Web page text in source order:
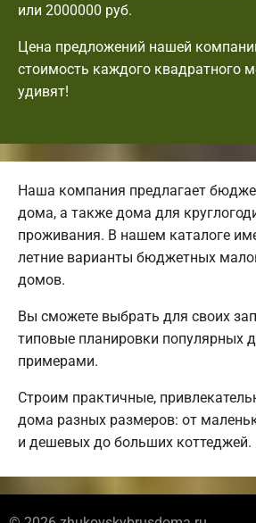
или 2000000 руб.
Цена предложений нашей
стоимость каждого квадратного
удивят!
Наша компания предлагает
дома, а также дома для
проживания. В нашем каталоге
летние варианты бюджетных
домов.
Вы сможете выбрать для своих
типовые планировки популярных
примерами.
Строим практичные,
дома разных размеров: от
и дешевых до больших коттеджей.